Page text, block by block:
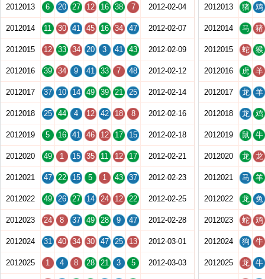
2012013 6 20 27 12 16 38 7 2012-02-04
2012014 11 30 41 45 16 34 47 2012-02-07
2012015 12 33 34 20 3 41 43 2012-02-09
2012016 39 34 9 41 33 7 48 2012-02-12
2012017 37 10 14 49 39 21 25 2012-02-14
2012018 25 44 4 12 42 18 8 2012-02-16
2012019 5 16 41 46 12 17 15 2012-02-18
2012020 49 1 15 35 11 12 17 2012-02-21
2012021 47 22 15 5 1 43 37 2012-02-23
2012022 49 26 27 14 24 12 22 2012-02-25
2012023 24 8 37 49 28 9 47 2012-02-28
2012024 31 40 34 30 47 25 13 2012-03-01
2012025 1 4 8 28 21 3 5 2012-03-03
2012013 猪 鸡
2012014 马 猪
2012015 蛇 猴
2012016 虎 羊
2012017 龙 羊
2012018 龙 鸡
2012019 鼠 牛
2012020 龙 龙
2012021 马 羊
2012022 龙 兔
2012023 蛇 鸡
2012024 狗 牛
2012025 龙 牛